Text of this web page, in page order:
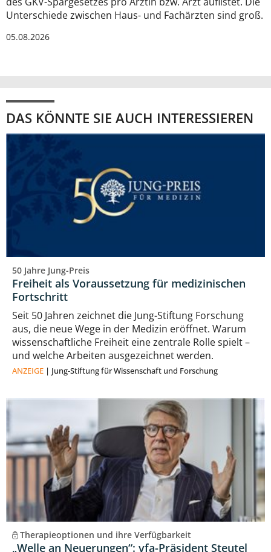
Unterschiede zwischen Haus- und Fachärzten sind groß.
05.08.2026
DAS KÖNNTE SIE AUCH INTERESSIEREN
50 Jahre Jung-Preis
Freiheit als Voraussetzung für medizinischen
Fortschritt
Seit 50 Jahren zeichnet die Jung-Stiftung Forschung
aus, die neue Wege in der Medizin eröffnet. Warum
wissenschaftliche Freiheit eine zentrale Rolle spielt –
und welche Arbeiten ausgezeichnet werden.
ANZEIGE | Jung-Stiftung für Wissenschaft und Forschung
Therapieoptionen und ihre Verfügbarkeit
„Welle an Neuerungen“: vfa-Präsident Steutel